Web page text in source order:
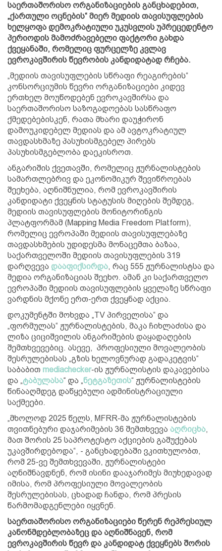
საერთაშორისო ორგანიზაციების განცხადებით,
„ქართული ოცნების“ მიერ მედიის თავისუფლების
ხელყოფა დემოკრატიული უკუსვლის უპრეცედენტო
პერიოდის მამოძრავებელი ფაქტორი გახდა
ქვეყანაში, რომელიც ფურცელზე კვლავ
ევროკავშირის წევრობის კანდიდატად რჩება.
„მედიის თავისუფლების სწრაფი რეაგირების“
კონსორციუმის წევრი ორგანიზაციები კიდევ
ერთხელ მოუწოდებენ ევროკავშირსა და
საერთაშორისო საზოგადოებას სასწრაფო
ქმედებებისკენ, რათა მხარი დაუჭირონ
დამოუკიდებელ მედიას და ამ ავტოკრატიულ
თავდასხმაზე პასუხისმგებელ პირებს
პასუხისმგებლობა დაეკისროთ.
ანგარიშის ქვეთავში, რომელიც ჟურნალისტების
სამართლებრივ და ეკონომიკურ შევიწროებას
შეეხება, აღნიშნულია, რომ ევროკავშირის
კანდიდატი ქვეყნის სტატუსის მიღების შემდეგ,
მედიის თავისუფლების მონიტორინგის
პლატფორმამ (Mapping Media Freedom Platform),
რომელიც ევროპაში მედიის თავისუფლებაზე
თავდასხმების უდიდესმა მონაცემთა ბაზაა,
საქართველოში მედიის თავისუფლების 319
დარღვევა დააფიქსირდა, რაც 555 ჟურნალისტსა და
მედია ორგანიზაციას შეეხო. ამან კი საქართველო
ევროპაში მედიის თავისუფლების ყველაზე სწრაფი
ვარდნის მქონე ერთ-ერთ ქვეყნად აქცია.
დოკუმენტში მოხვდა „TV პირველისა“ და
„ფორმულას“ ჟურნალისტების, მაკა ჩიხლაძისა და
ლიზა ციციშვილის ანგარიშების დაყადაღების
შემთხვევებიც. ასევე, პროფესიული მოვალეობის
შესრულებისას „გზის ხელოვნურად გადაკეტვის“
საბაბით mediachecker-ის ჟურნალისტის დაკავებისა
და „ტაბულასა“ და „ნეტგაზეთის“ ჟურნალისტების
წინააღმდეგ დაწყებული ადმინისტრაციული
საქმეები.
„მხოლოდ 2025 წელს, MFRR-მა ჟურნალისტების
თვითნებური დაჯარიმების 36 შემთხვევა აღრიცხა,
მათ შორის 25 საპროტესტო აქციების გაშუქებას
უკავშირდებოდა“, - განცხადებაში ვკითხულობთ,
რომ 25-ვე შემთხვევაში, ჟურნალისტები
აღნიშნავდნენ, რომ ისინი დააჯარიმეს მიუხედავად
იმისა, რომ პროფესიული მოვალეობის
შესრულებისას, ცხადად ჩანდა, რომ პრესის
წარმომადგენლები იყვნენ.
საერთაშორისო ორგანიზაციები წერენ რეპრესიულ
კანონმდებლობაზეც და აღნიშნავენ, რომ
ევროკავშირის წევრ და კანდიდატ ქვეყნებს შორის